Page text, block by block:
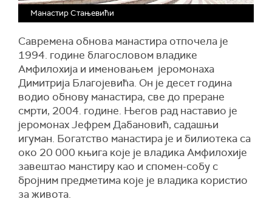
Манастир Стањевићи
Савремена обнова манастира отпочела је
1994. године благословом владике
Амфилохија и именовањем јеромонаха
Димитрија Благојевића. Он је десет година
водио обнову манастира, све до преране
смрти, 2004. године. Његов рад наставио је
јеромонах Јефрем Дабановић, садашњи
игуман. Богатство манастира је и билиотека са
око 20 000 књига које је владика Амфилохије
завештао манстиру као и спомен-собу с
бројним предметима које је владика користио
за живота.